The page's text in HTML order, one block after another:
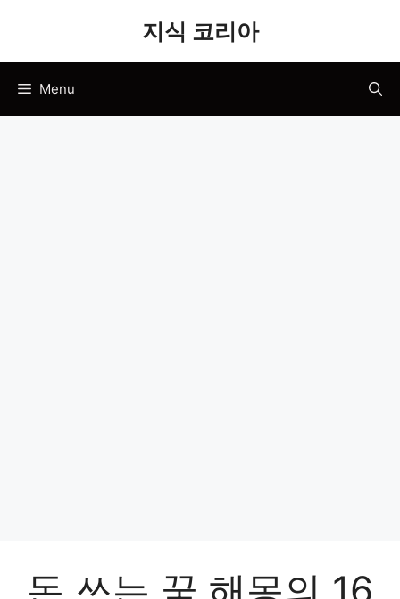
지식 코리아
Menu
돈 쓰는 꿈 해몽의 16